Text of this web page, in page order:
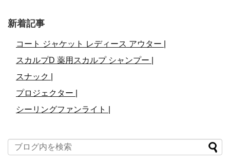
新着記事
コート ジャケット レディース アウター |
スカルプD 薬用スカルプ シャンプー |
スナック |
プロジェクター |
シーリングファンライト |